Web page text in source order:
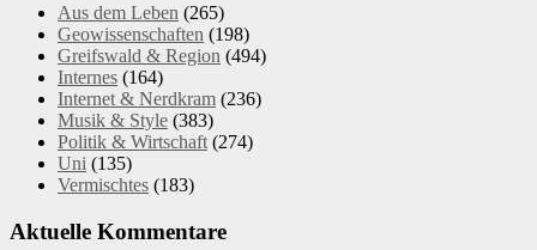
Aus dem Leben (265)
Geowissenschaften (198)
Greifswald & Region (494)
Internes (164)
Internet & Nerdkram (236)
Musik & Style (383)
Politik & Wirtschaft (274)
Uni (135)
Vermischtes (183)
Aktuelle Kommentare